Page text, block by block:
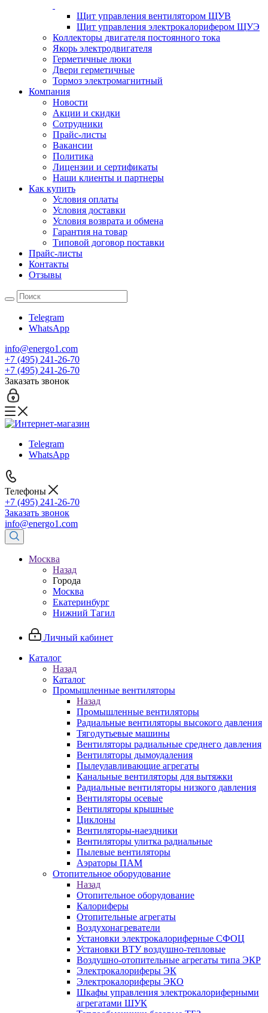
Щит управления вентилятором ЩУВ
Щит управления электрокалорифером ЩУЭ
Коллекторы двигателя постоянного тока
Якорь электродвигателя
Герметичные люки
Двери герметичные
Тормоз электромагнитный
Компания
Новости
Акции и скидки
Сотрудники
Прайс-листы
Вакансии
Политика
Лицензии и сертификаты
Наши клиенты и партнеры
Как купить
Условия оплаты
Условия доставки
Условия возврата и обмена
Гарантия на товар
Типовой договор поставки
Прайс-листы
Контакты
Отзывы
Telegram
WhatsApp
info@energo1.com
+7 (495) 241-26-70
+7 (495) 241-26-70
Заказать звонок
Telegram
WhatsApp
Телефоны
+7 (495) 241-26-70
Заказать звонок
info@energo1.com
Москва
Назад
Города
Москва
Екатеринбург
Нижний Тагил
Личный кабинет
Каталог
Назад
Каталог
Промышленные вентиляторы
Назад
Промышленные вентиляторы
Радиальные вентиляторы высокого давления
Тягодутьевые машины
Вентиляторы радиальные среднего давления
Вентиляторы дымоудаления
Пылеулавливающие агрегаты
Канальные вентиляторы для вытяжки
Радиальные вентиляторы низкого давления
Вентиляторы осевые
Вентиляторы крышные
Циклоны
Вентиляторы-наездники
Вентиляторы улитка радиальные
Пылевые вентиляторы
Аэраторы ПАМ
Отопительное оборудование
Назад
Отопительное оборудование
Калориферы
Отопительные агрегаты
Воздухонагреватели
Установки электрокалориферные СФОЦ
Установки ВТУ воздушно-тепловые
Воздушно-отопительные агрегаты типа ЭКР
Электрокалориферы ЭК
Электрокалориферы ЭКО
Шкафы управления электрокалориферными
агрегатами ШУК